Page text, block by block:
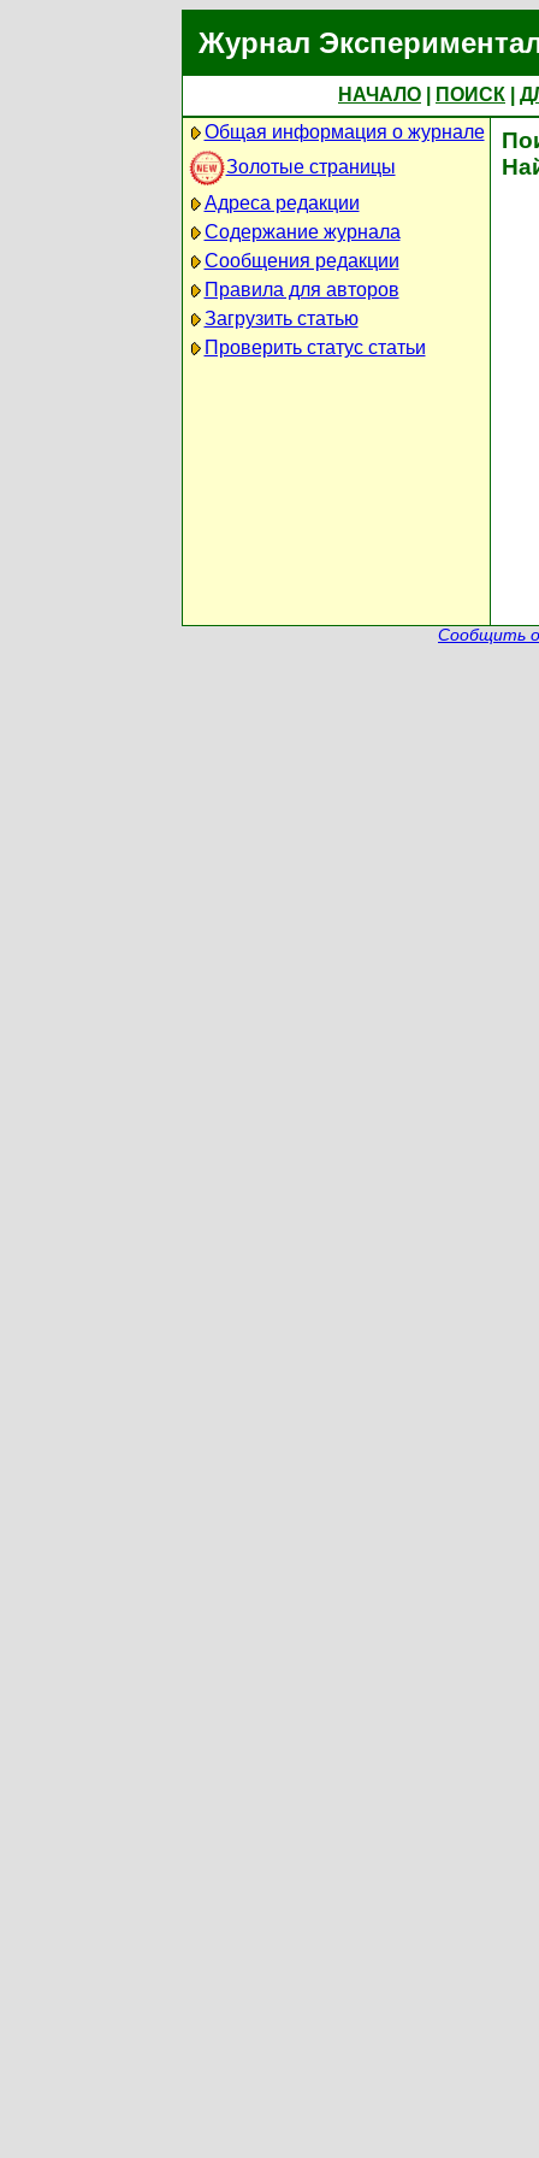
Журнал
НАЧАЛО ПОИСК
Общая информация о журнале
Золотые страницы
Адреса редакции
Содержание журнала
Сообщения редакции
Правила для авторов
Загрузить статью
Проверить статус статьи
Сообщить о